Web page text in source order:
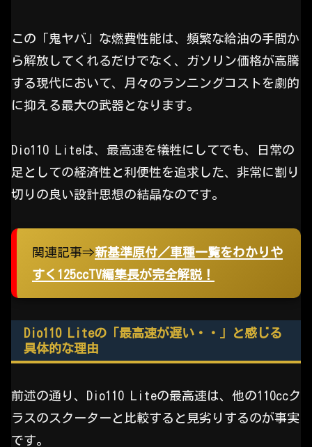
この「鬼ヤバ」な燃費性能は、頻繁な給油の手間か
ら解放してくれるだけでなく、ガソリン価格が高騰
する現代において、月々のランニングコストを劇的
に抑える最大の武器となります。
Dio110 Liteは、最高速を犠牲にしてでも、日常の
足としての経済性と利便性を追求した、非常に割り
切りの良い設計思想の結晶なのです。
関連記事⇒新基準原付／車種一覧をわかりや
すく125ccTV編集長が完全解説！
Dio110 Liteの「最高速が遅い・・」と感じる
具体的な理由
前述の通り、Dio110 Liteの最高速は、他の110ccク
ラスのスクーターと比較すると見劣りするのが事実
です。